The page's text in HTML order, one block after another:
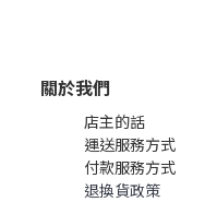
關於我們
店主的話
運送服務方式
付款服務方式
退換貨政策